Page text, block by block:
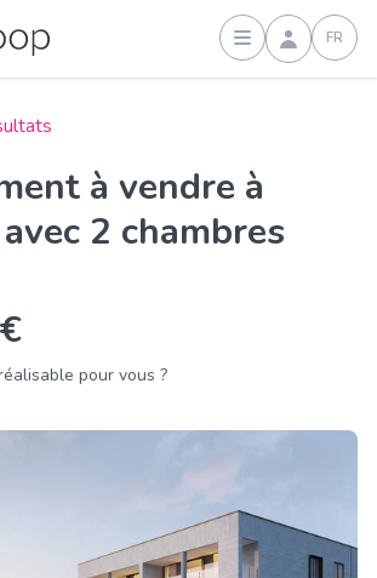
Connexion
FR
2 chambres
pour vous ?